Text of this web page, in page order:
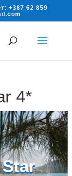
+387 62 859
4*